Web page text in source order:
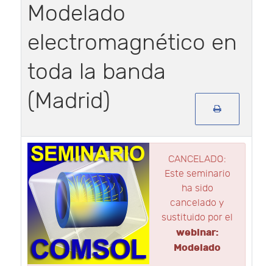
Modelado
electromagnético en
toda la banda
(Madrid)
CANCELADO:
Este seminario
ha sido
cancelado y
sustituido por el
webinar:
Modelado